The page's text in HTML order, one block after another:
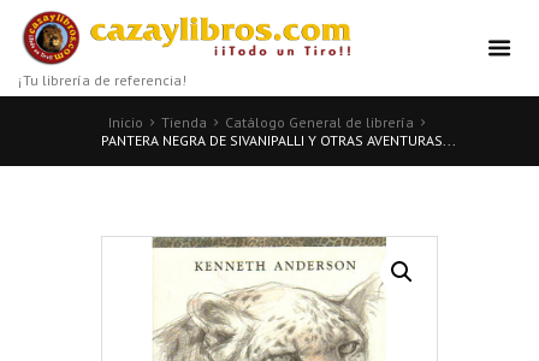
¡Tu librería de referencia!
Inicio Tienda
Catálogo General de librería
PANTERA NEGRA DE SIVANIPALLI Y OTRAS AVENTURAS...